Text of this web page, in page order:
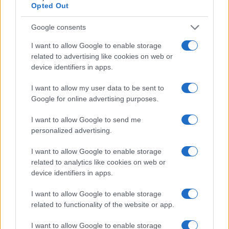
Opted Out
Google consents
I want to allow Google to enable storage
related to advertising like cookies on web or
device identifiers in apps.
I want to allow my user data to be sent to
Google for online advertising purposes.
I want to allow Google to send me
personalized advertising.
I want to allow Google to enable storage
related to analytics like cookies on web or
device identifiers in apps.
I want to allow Google to enable storage
related to functionality of the website or app.
I want to allow Google to enable storage
anche di competenza. Toccherà a lui dimostrare che,
oltre all’immagine da generale, ha le idee chiare e
soluzioni concrete per i problemi storici di una
capitale che non è mai stata semplice da
amministrare.
I romani vogliono partecipare a questo dibattito,
sentono di avere l’ultima parola su chi governerà la
tanti i punti oscuri sulla proposta di Vannacci e sul
suo programma. Il tempo dirà se riuscirà a costruire
un consenso solido o se rimarrà intrappolato in un
mare di promesse non mantenute. Indubbiamente,
l’uscita del generale ha già innescato un’importante
discussione sulla direzione futura di Roma.
sarà davvero un’opportunità per la città o l’ennesima